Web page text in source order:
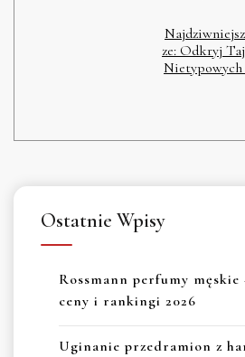
ze: Odkryj
Ostatnie Wpisy
Rossmann perfumy męskie
ceny i rankingi 2026
Uginanie przedramion z